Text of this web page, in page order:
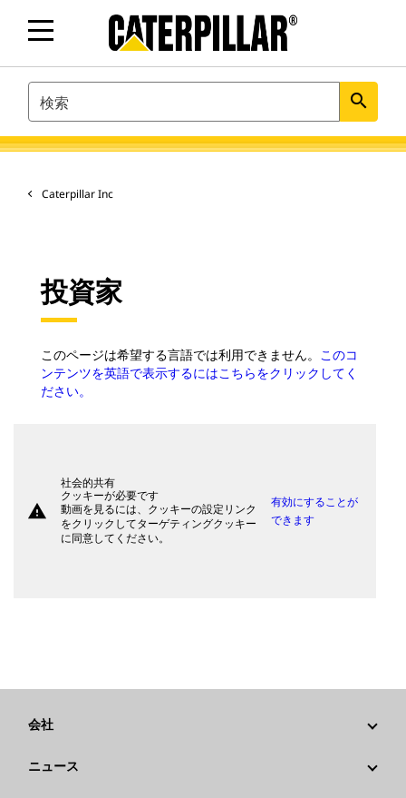
SEARCH search
Caterpillar Inc
投資家
このページは希望する言語では利用できません。 このコ
ンテンツを英語で表示するにはこちらをクリックしてく
ださい。
warning
社会的共有
クッキーが必要です
動画を見るには、クッキーの設定リンク
をクリックしてターゲティングクッキー
に同意してください。
有効にすることが
できます
会社
ニュース